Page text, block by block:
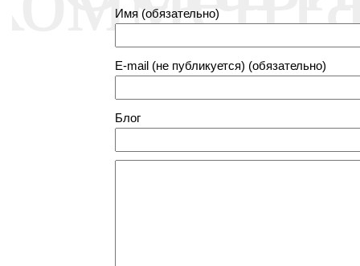
Имя (обязательно)
E-mail (не публикуется) (обязательно)
Блог